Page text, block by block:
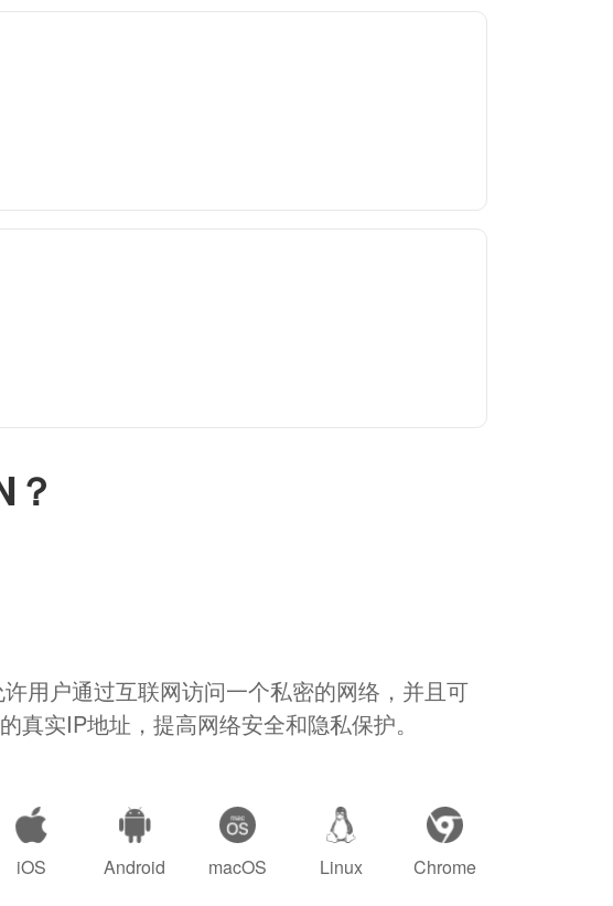
用户通过互联网访问一个私密的网络，并且可
真实IP地址，提高网络安全和隐私保护。
iOS Android macOS Linux Chrome